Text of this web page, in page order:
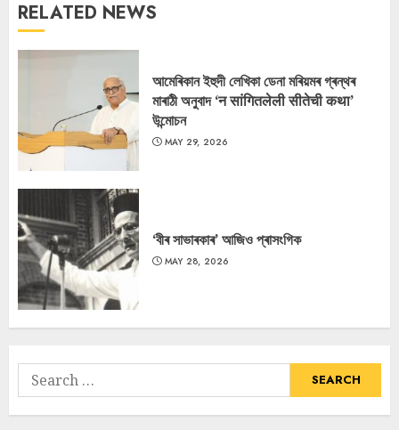
RELATED NEWS
আমেৰিকান ইহুদী লেখিকা ডেনা মৰিয়মৰ গ্ৰন্থৰ
মাৰাঠী অনুবাদ ‘न सांगितलेली सीतेची कथा’
উন্মোচন
MAY 29, 2026
‘বীৰ সাভাৰকাৰ’ আজিও প্ৰাসংগিক
MAY 28, 2026
Search
for: